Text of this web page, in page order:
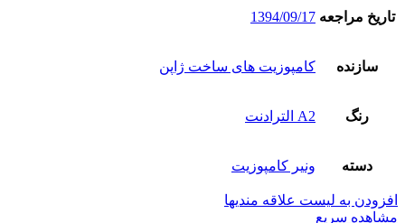
تاریخ مراجعه 1394/09/17
سازنده کامپوزیت های ساخت ژاپن
رنگ A2 الترادنت
دسته ونیر کامپوزیت
افزودن به لیست علاقه مندیها
مشاهده سریع